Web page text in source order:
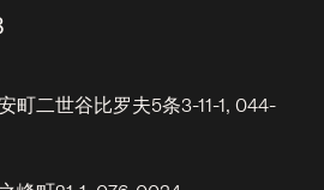
町二世谷比罗夫5条3-11-1, 044-